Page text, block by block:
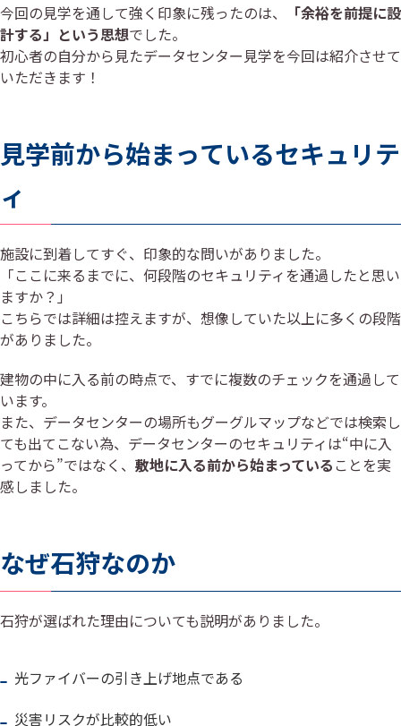
今回の見学を通して強く印象に残ったのは、
「余裕を前提に設
計する」という思想でした。
初心者の自分から見たデータセンター見学を今回は紹介させて
いただきます！
見学前から始まっているセキュリテ
ィ
施設に到着してすぐ、印象的な問いがありました。
「ここに来るまでに、何段階のセキュリティを通過したと思い
ますか？」
こちらでは詳細は控えますが、想像していた以上に多くの段階
がありました。
建物の中に入る前の時点で、すでに複数のチェックを通過して
います。
また、データセンターの場所もグーグルマップなどでは検索し
ても出てこない為、データセンターのセキュリティは“中に入
ってから”ではなく、 敷地に入る前から始まっている ことを実
感しました。
なぜ石狩なのか
石狩が選ばれた理由についても説明がありました。
光ファイバーの引き上げ地点である
災害リスクが比較的低い